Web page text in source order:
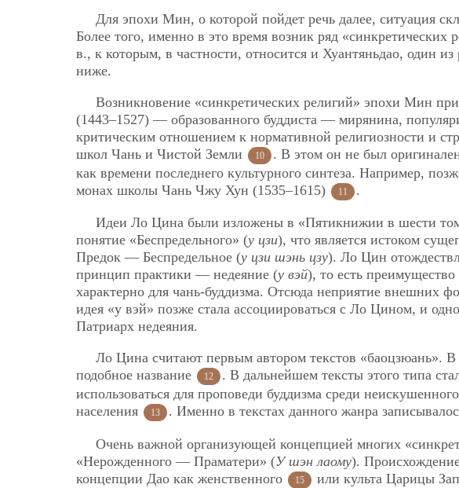
Для эпохи Мин, о которой пойдет речь далее, ситуация
Более того, именно в это время возник ряд
в., к которым, в частности, относится и Хуантяньдао, один из
ниже.
Возникновение «синкретических религий» эпохи Мин
(1443–1527) — образованного буддиста — мирянина,
критическим отношением к нормативной религиозности и
школ Чань и Чистой Земли
10
. В этом он не был
как времени последнего культурного синтеза. Например,
монах школы Чань Чжу Хун (1535–1615)
11 .
Идеи Ло Цина были изложены в «Пятикнижии в шести
понятие «Беспредельного» (у цзи), что является истоком
Предок — Беспредельное (у цзи шэнь цзу). Ло Цин
принцип практики — недеяние (у вэй), то есть
характерно для чань-буддизма. Отсюда неприятие внешних
идея «у вэй» позже стала ассоциироваться с Ло Цином, и
Патриарх недеяния.
Ло Цина считают первым автором текстов «баоцзюань».
подобное название
12
. В дальнейшем тексты этого типа
использоваться для проповеди буддизма среди
населения
13 . Именно в текстах данного жанра
Очень важной организующей концепцией многих
«Нерожденного — Праматери» (У шэн лаому).
концепции Дао как женственного
15 или культа Царицы